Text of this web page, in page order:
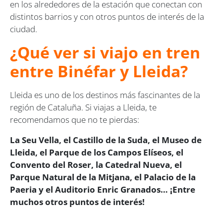
en los alrededores de la estación que conectan con
distintos barrios y con otros puntos de interés de la
ciudad.
¿Qué ver si viajo en tren
entre Binéfar y Lleida?
Lleida es uno de los destinos más fascinantes de la
región de Cataluña. Si viajas a Lleida, te
recomendamos que no te pierdas:
La Seu Vella, el Castillo de la Suda, el Museo de
Lleida, el Parque de los Campos Elíseos, el
Convento del Roser, la Catedral Nueva, el
Parque Natural de la Mitjana, el Palacio de la
Paeria y el Auditorio Enric Granados… ¡Entre
muchos otros puntos de interés!